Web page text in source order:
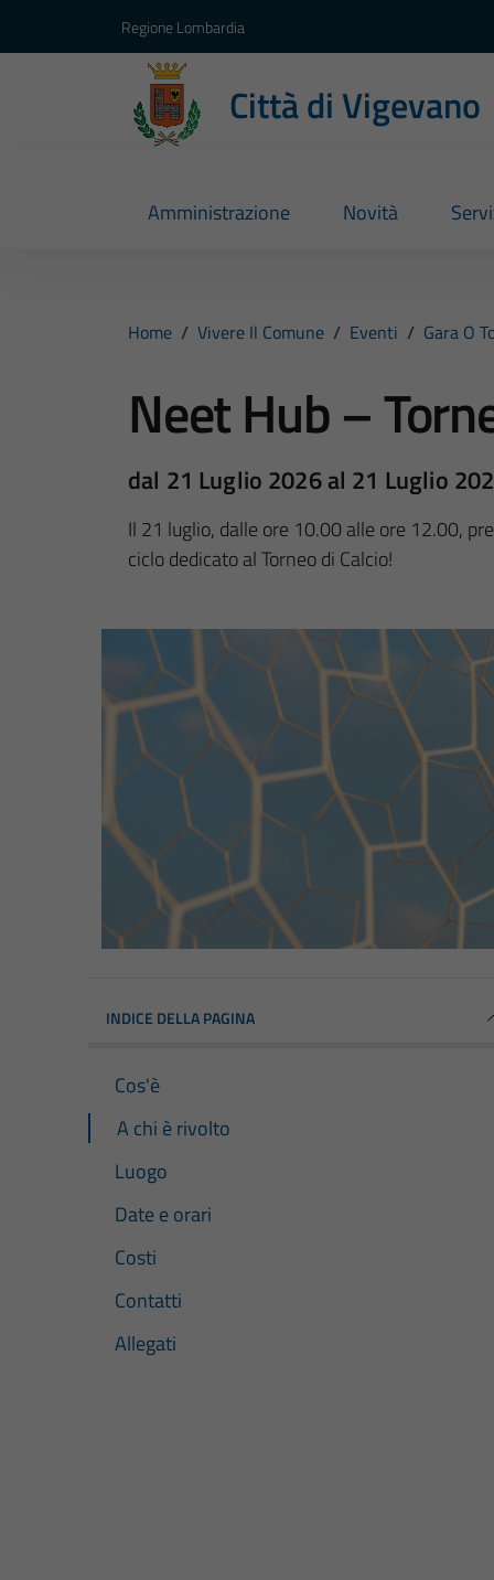
Regione Lombardia
Città di Vigevano
Amministrazione Novità
Home / Vivere Il Comune / Eventi / Gara O
Neet Hub –
dal 21 Luglio 2026 al 21 Luglio
Il 21 luglio, dalle ore 10.00 alle ore 12.00,
ciclo dedicato al Torneo di Calcio!
INDICE DELLA PAGINA
Cos'è
A chi è rivolto
Luogo
Date e orari
Costi
Contatti
Allegati